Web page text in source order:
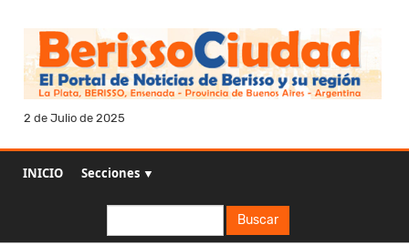
2 de Julio de 2025
INICIO Secciones ▼
Buscar